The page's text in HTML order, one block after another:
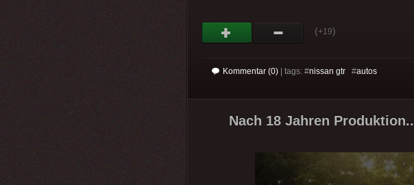
(+19)
Kommentar (0) | tags: #nissan gtr #autos
Nach 18 Jahren Produktion..